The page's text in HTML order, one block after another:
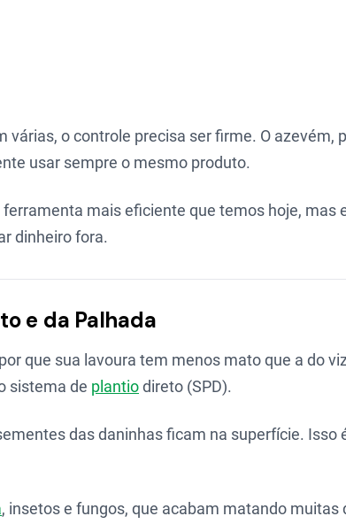
o controle precisa ser firme. O azevém,
usar sempre o mesmo produto.
ferramenta mais eficiente que temos hoje, mas
dinheiro fora.
e da Palhada
que sua lavoura tem menos mato que a do
sistema de plantiodireto (SPD).
das daninhas ficam na superfície. Isso
, insetos e fungos, que acabam matando muitas